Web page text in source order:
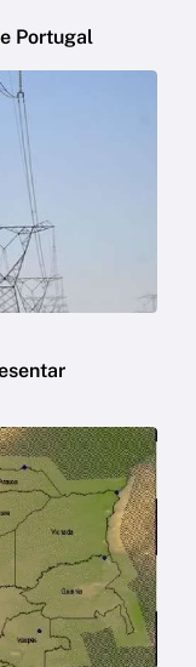
Portugal